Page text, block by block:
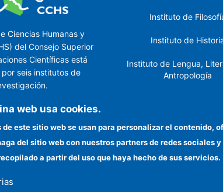
Ciencias Humanas y
del Consejo Superior
Científicas está
seis institutos de
Instituto de
Instituto de
Instituto de Lengua,
Antropología
Próximo
Instituto de Políticas y
Públicos
web usa cookies.
de este sitio web se usan para personalizar el
del sitio web con nuestros partners de redes
a partir del uso que haya hecho de sus servicios.